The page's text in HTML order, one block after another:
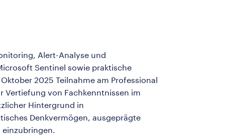
Alert-Analyse und
Sentinel sowie praktische
2025 Teilnahme am Professional
Vertiefung von Fachkenntnissen im
Hintergrund in
Denkvermögen, ausgeprägte